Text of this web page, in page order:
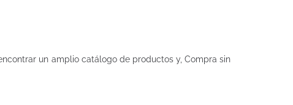
un amplio catálogo de productos y, Compra sin